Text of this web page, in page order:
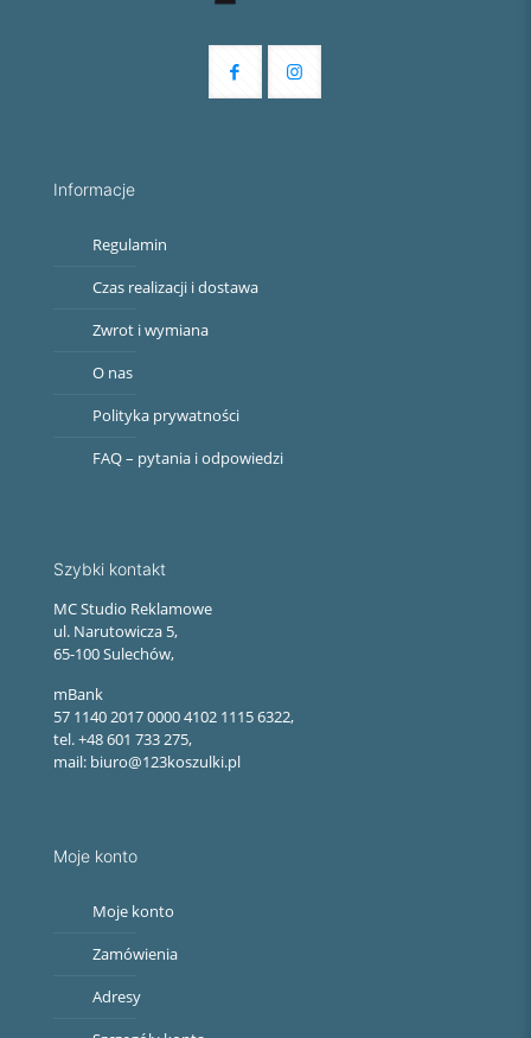
Informacje
Regulamin
Czas realizacji i dostawa
Zwrot i wymiana
O nas
Polityka prywatności
FAQ – pytania i odpowiedzi
Szybki kontakt
MC Studio Reklamowe
ul. Narutowicza 5,
65-100 Sulechów,
mBank
57 1140 2017 0000 4102 1115 6322,
tel. +48 601 733 275,
mail: biuro@123koszulki.pl
Moje konto
Moje konto
Zamówienia
Adresy